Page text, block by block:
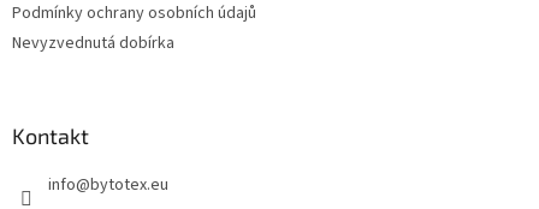
Podmínky ochrany osobních údajů
Nevyzvednutá dobírka
Kontakt
info@bytotex.eu